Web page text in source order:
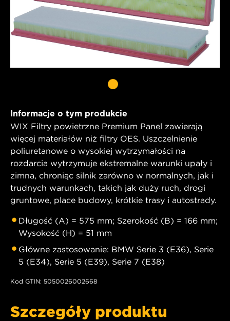
Informacje o tym produkcie
WIX Filtry powietrzne Premium Panel zawierają
więcej materiałów niż filtry OES. Uszczelnienie
poliuretanowe o wysokiej wytrzymałości na
rozdarcia wytrzymuje ekstremalne warunki upały i
zimna, chroniąc silnik zarówno w normalnych, jak i
trudnych warunkach, takich jak duży ruch, drogi
gruntowe, place budowy, krótkie trasy i autostrady.
Długość (A) = 575 mm; Szerokość (B) = 166 mm;
Wysokość (H) = 51 mm
Główne zastosowanie: BMW Serie 3 (E36), Serie
5 (E34), Serie 5 (E39), Serie 7 (E38)
Kod GTIN: 5050026002668
Szczegóły produktu